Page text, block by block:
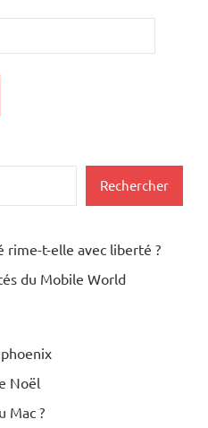
Rechercher
rime-t-elle avec liberté ?
du Mobile World
Noël
Mac ?